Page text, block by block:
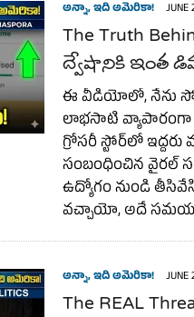
అన్నా, ఇది అమెరికా! JUNE
The Truth
ద్వేషానికి ఇంత
ఈ వీడియోలో, నేను
లాభసాటి వ్యాపారంగా
గ్రోసరీ స్టోర్‌లో
సంబంధించిన వైరల్
ఉద్యోగం నుండి
వచ్చాయో, అదే
అన్నా, ఇది అమెరికా! JUNE
The REAL